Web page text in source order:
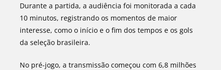
Durante a partida, a audiência foi monitorada a cada
10 minutos, registrando os momentos de maior
interesse, como o início e o fim dos tempos e os gols
da seleção brasileira.
No pré-jogo, a transmissão começou com 6,8 milhões